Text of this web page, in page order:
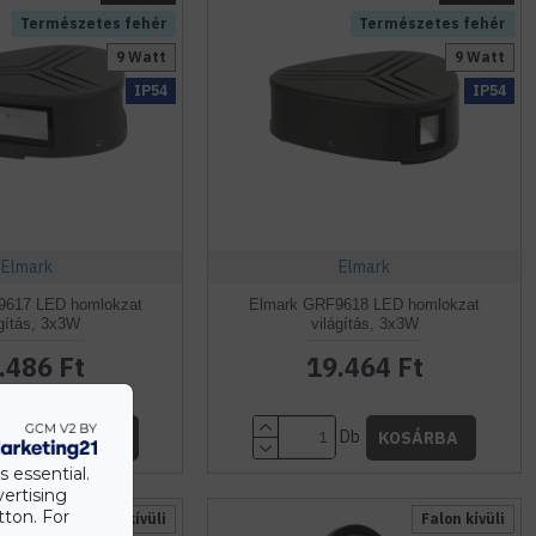
Természetes fehér
9 Watt
IP54
Elmark
LED homlokzat
3x3W
Ft
Db KOSÁRBA
Természetes fehér
9 Watt
IP54
Elmark
Elmark GRF9618 LED homlokzat
világítás, 3x3W
19.464 Ft
Db KOSÁRBA
Falon kívüli
Falon kívüli
essential.
For